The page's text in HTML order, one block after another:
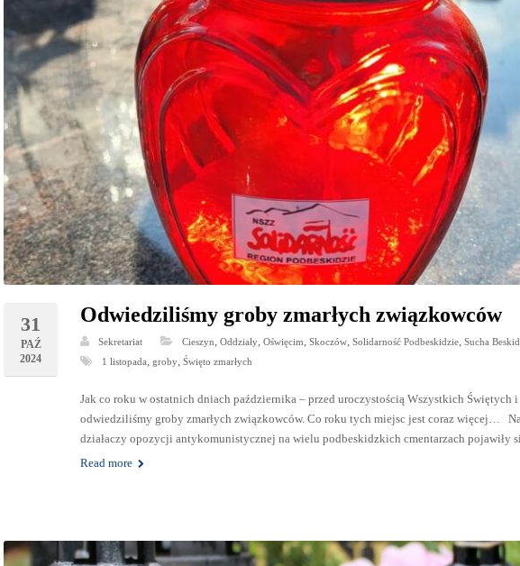
31
PAŹ
2024
Odwiedziliśmy groby zmarłych związkowców
Sekretariat Cieszyn ,Oddziały ,Oświęcim ,Skoczów ,Solidarność Podbeskidzie ,Sucha
1 listopada ,groby ,Święto zmarłych
Jak co roku w ostatnich dniach października – przed uroczystością Wszystkich Świętych
odwiedziliśmy groby zmarłych związkowców. Co roku tych miejsc jest coraz więcej…
działaczy opozycji antykomunistycznej na wielu podbeskidzkich cmentarzach pojawiły
Read more